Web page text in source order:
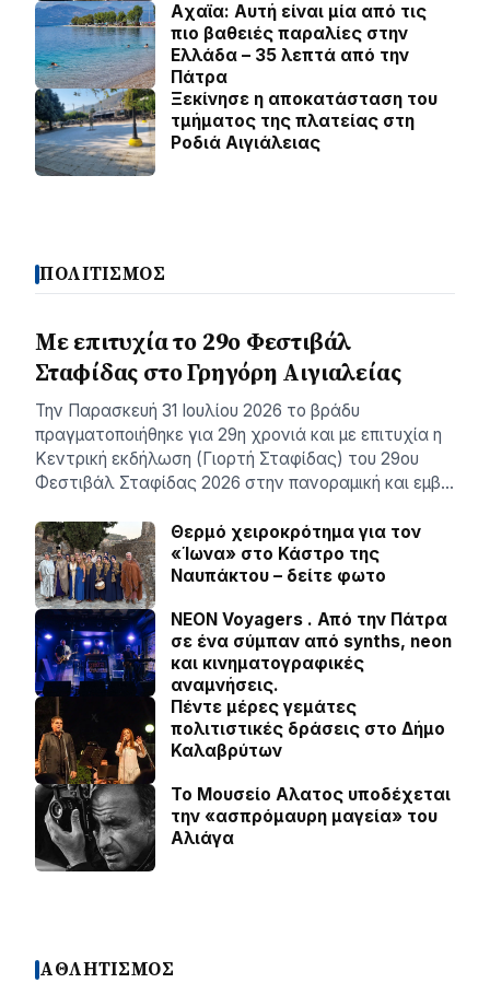
Aχαϊα: Αυτή είναι μία από τις
πιο βαθειές παραλίες στην
Ελλάδα – 35 λεπτά από την
Πάτρα
Ξεκίνησε η αποκατάσταση του
τμήματος της πλατείας στη
Ροδιά Αιγιάλειας
ΠΟΛΙΤΙΣΜΟΣ
Με επιτυχία το 29ο Φεστιβάλ
Σταφίδας στο Γρηγόρη Aιγιαλείας
Την Παρασκευή 31 Ιουλίου 2026 το βράδυ
πραγματοποιήθηκε για 29η χρονιά και με επιτυχία η
Κεντρική εκδήλωση (Γιορτή Σταφίδας) του 29ου
Φεστιβάλ Σταφίδας 2026 στην πανοραμική και εμβ…
Θερμό χειροκρότημα για τον
«Ίωνα» στο Κάστρο της
Ναυπάκτου – δείτε φωτο
NEON Voyagers . Από την Πάτρα
σε ένα σύμπαν από synths, neon
και κινηματογραφικές
αναμνήσεις.
Πέντε μέρες γεμάτες
πολιτιστικές δράσεις στο Δήμο
Καλαβρύτων
Το Μουσείο Αλατος υποδέχεται
την «ασπρόμαυρη μαγεία» του
Αλιάγα
ΑΘΛΗΤΙΣΜΟΣ